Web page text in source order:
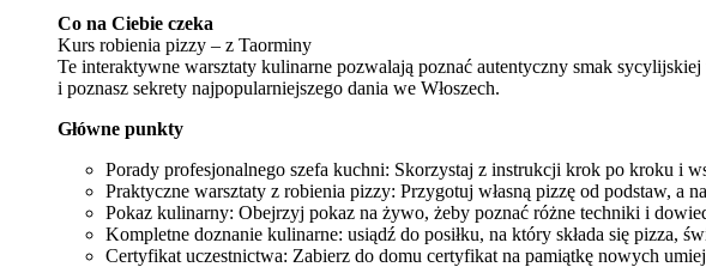
Co na Ciebie czeka
Kurs robienia pizzy – z Taorminy
Te interaktywne warsztaty kulinarne pozwalają poznać autentyczny smak
i poznasz sekrety najpopularniejszego dania we Włoszech.
Główne punkty
Porady profesjonalnego szefa kuchni: Skorzystaj z instrukcji krok po kroku i
Praktyczne warsztaty z robienia pizzy: Przygotuj własną pizzę od podstaw, a
Pokaz kulinarny: Obejrzyj pokaz na żywo, żeby poznać różne techniki i
Kompletne doznanie kulinarne: usiądź do posiłku, na który składa się pizza,
Certyfikat uczestnictwa: Zabierz do domu certyfikat na pamiątkę nowych